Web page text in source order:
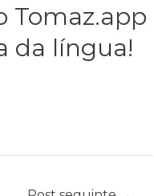
Tomaz.app
da língua!